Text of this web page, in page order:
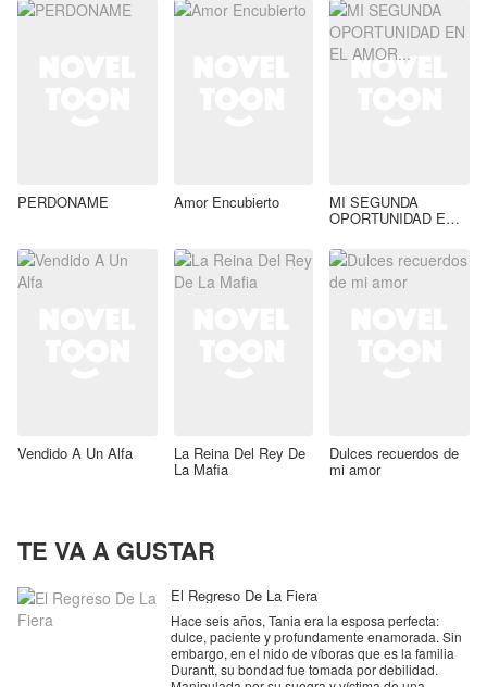
PERDONAME Amor Encubierto MI SEGUNDA
OPORTUNIDAD EN
Vendido A Un Alfa La Reina Del Rey De
La Mafia
Dulces recuerdos de
mi amor
TE VA A GUSTAR
El Regreso De La Fiera
Hace seis años, Tania era la esposa perfecta:
dulce, paciente y profundamente enamorada. Sin
embargo, en el nido de víboras que es la familia
Durantt, su bondad fue tomada por debilidad.